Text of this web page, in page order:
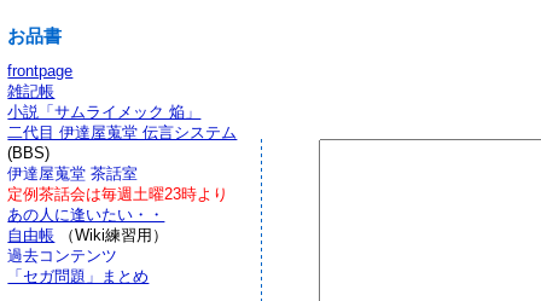
お品書
frontpage
雑記帳
小説「サムライメック 焔」
二代目 伊達屋蒐堂 伝言システム
(BBS)
伊達屋蒐堂 茶話室
定例茶話会は毎週土曜23時より
あの人に逢いたい・・
自由帳 （Wiki練習用）
過去コンテンツ
「セガ問題」まとめ